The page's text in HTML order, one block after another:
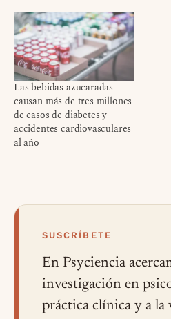
Las bebidas azucaradas
causan más de tres millones
de casos de diabetes y
accidentes cardiovasculares
al año
SUSCRÍBETE
En Psyciencia
investigación en
práctica clínica y a la